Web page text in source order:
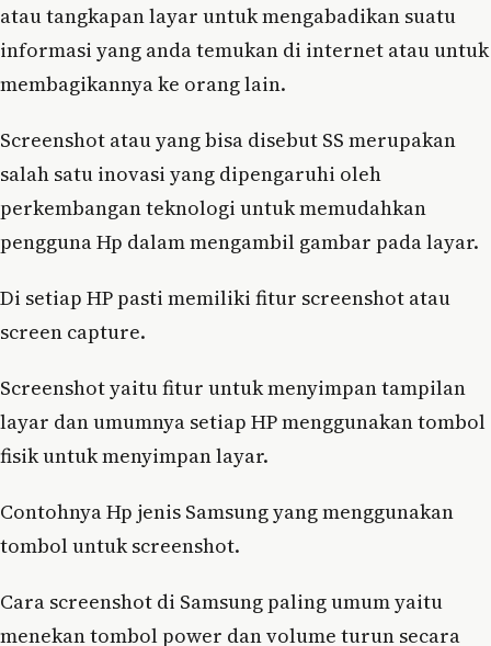
atau tangkapan layar untuk mengabadikan suatu
informasi yang anda temukan di internet atau untuk
membagikannya ke orang lain.
Screenshot atau yang bisa disebut SS merupakan
salah satu inovasi yang dipengaruhi oleh
perkembangan teknologi untuk memudahkan
pengguna Hp dalam mengambil gambar pada layar.
Di setiap HP pasti memiliki fitur screenshot atau
screen capture.
Screenshot yaitu fitur untuk menyimpan tampilan
layar dan umumnya setiap HP menggunakan tombol
fisik untuk menyimpan layar.
Contohnya Hp jenis Samsung yang menggunakan
tombol untuk screenshot.
Cara screenshot di Samsung paling umum yaitu
menekan tombol power dan volume turun secara